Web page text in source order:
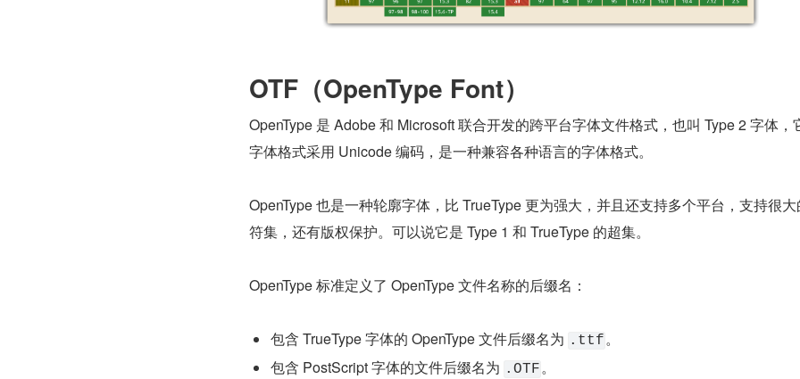
OTF（OpenType Font）
OpenType 是 Adobe 和 Microsoft 联合开发的跨平台字体文件格式，也叫 Type 2 字体，
字体格式采用 Unicode 编码，是一种兼容各种语言的字体格式。
OpenType 也是一种轮廓字体，比 TrueType 更为强大，并且还支持多个平台，支持很
符集，还有版权保护。可以说它是 Type 1 和 TrueType 的超集。
OpenType 标准定义了 OpenType 文件名称的后缀名：
包含 TrueType 字体的 OpenType 文件后缀名为 .ttf。
包含 PostScript 字体的文件后缀名为 .OTF。